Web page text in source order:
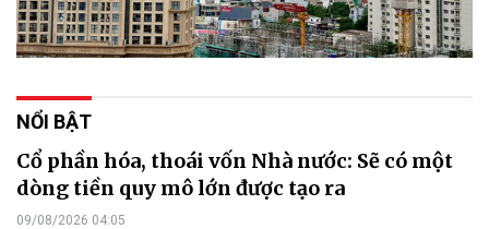
NỔI BẬT
Cổ phần hóa, thoái vốn Nhà nước: Sẽ có một
dòng tiền quy mô lớn được tạo ra
09/08/2026 04:05